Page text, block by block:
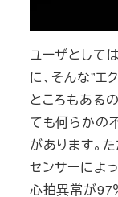
ユーザとして
に、そんな”エ
ところもある
ても何らかの
があります。
センサーによ
心拍異常が97